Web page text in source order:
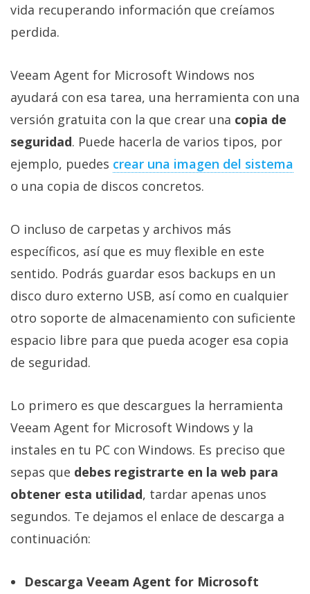
vida recuperando información que creíamos
perdida.
Veeam Agent for Microsoft Windows nos
ayudará con esa tarea, una herramienta con una
versión gratuita con la que crear una copia de
seguridad. Puede hacerla de varios tipos, por
ejemplo, puedes crear una imagen del sistema‎
o una copia de discos concretos.
O incluso de carpetas y archivos más
específicos, así que es muy flexible en este
sentido. Podrás guardar esos backups en un
disco duro externo USB, así como en cualquier
otro soporte de almacenamiento con suficiente
espacio libre para que pueda acoger esa copia
de seguridad.
Lo primero es que descargues la herramienta
Veeam Agent for Microsoft Windows y la
instales en tu PC con Windows. Es preciso que
sepas que debes registrarte en la web para
obtener esta utilidad, tardar apenas unos
segundos. Te dejamos el enlace de descarga a
continuación:
Descarga Veeam Agent for Microsoft